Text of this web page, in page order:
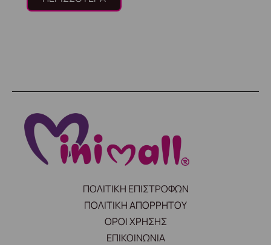
ΠΟΛΙΤΙΚΗ ΕΠΙΣΤΡΟΦΩΝ
ΠΟΛΙΤΙΚΗ ΑΠΟΡΡΗΤΟΥ
ΟΡΟΙ ΧΡΗΣΗΣ
ΕΠΙΚΟΙΝΩΝΙΑ